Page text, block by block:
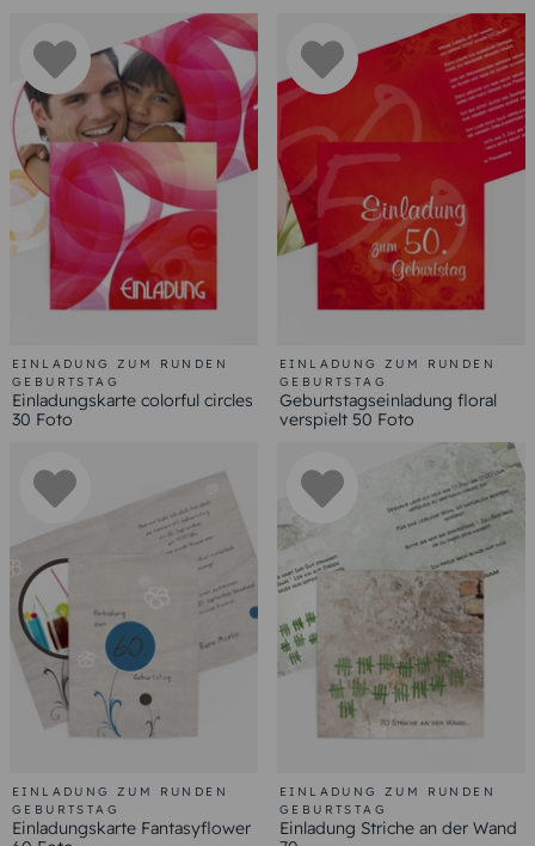
EINLADUNG ZUM RUNDEN
GEBURTSTAG
Einladungskarte colorful circles
30 Foto
EINLADUNG ZUM RUNDEN
GEBURTSTAG
Geburtstagseinladung floral
verspielt 50 Foto
EINLADUNG ZUM RUNDEN
GEBURTSTAG
Einladungskarte Fantasyflower
EINLADUNG ZUM RUNDEN
GEBURTSTAG
Einladung Striche an der Wand